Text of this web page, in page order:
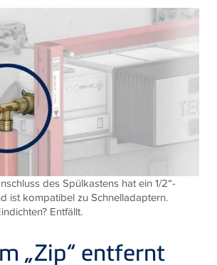
des Spülkastens hat ein 1/2“-
ist kompatibel zu Schnelladaptern.
Entfällt.
„Zip“ entfernt